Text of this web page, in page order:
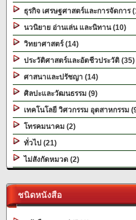
ธุรกิจ เศรษฐศาสตร์และการจัดการ
นวนิยาย อ่านเล่น และนิทาน (10)
วิทยาศาสตร์ (14)
ประวัติศาสตร์และอัตชีวประวัติ (35)
ศาสนาและปรัชญา (14)
ศิลปะและวัฒนธรรม (9)
เทคโนโลยี วิศวกรรม อุตสาหกรรม
โทรคมนาคม (2)
ทั่วไป (21)
ไม่สังกัดหมวด (2)
ชนิดหนังสือ